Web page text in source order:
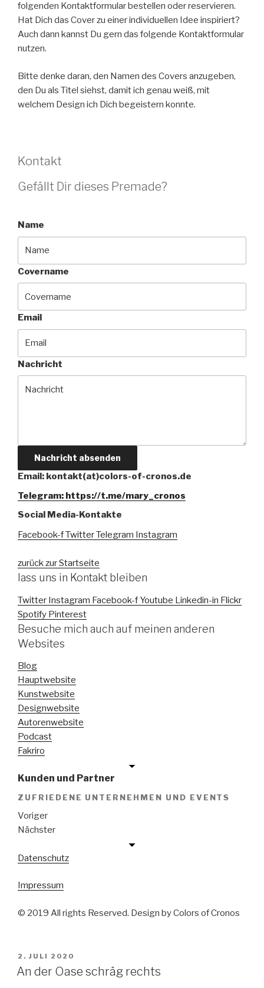
folgenden Kontaktformular bestellen oder reservieren.
Hat Dich das Cover zu einer individuellen Idee inspiriert?
Auch dann kannst Du gern das folgende Kontaktformular
nutzen.
Bitte denke daran, den Namen des Covers anzugeben,
den Du als Titel siehst, damit ich genau weiß, mit
welchem Design ich Dich begeistern konnte.
Kontakt
Gefällt Dir dieses Premade?
Name
Covername
Email
Nachricht
Nachricht absenden
Email: kontakt(at)colors-of-cronos.de
Telegram: https://t.me/mary_cronos
Social Media-Kontakte
Facebook-fTwitterTelegram Instagram
zurück zur Startseite
lass uns in Kontakt bleiben
Twitter Instagram Facebook-f Youtube Linkedin-in Flickr
Spotify Pinterest
Besuche mich auch auf meinen anderen
Websites
Blog
Hauptwebsite
Kunstwebsite
Designwebsite
Autorenwebsite
Podcast
Fakriro
Kunden und Partner
ZUFRIEDENE UNTERNEHMEN UND EVENTS
Voriger
Nächster
Datenschutz
Impressum
© 2019 All rights Reserved. Design by Colors of Cronos
VERÖFFENTLICHT
AM
2. JULI 2020
An der Oase schräg rechts